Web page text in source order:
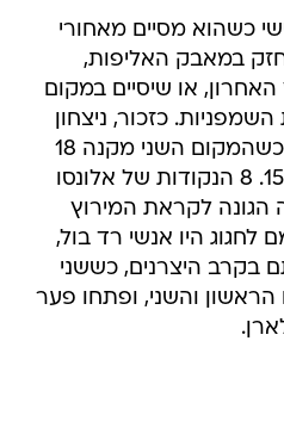
כשהוא מסיים מאחורי
חזק במאבק האליפות,
או שיסיים במקום
כזכור, ניצחון
במירוץ שווה 25 נקודות, כשהמקום השני מקנה 18
נקודות, והמקום השלישי 15. 8 הנקודות של אלונסו
הגונה לקראת המירוץ
היו אנשי רד בול,
בקרב היצרנים, כששני
והשני, ופתחו פער